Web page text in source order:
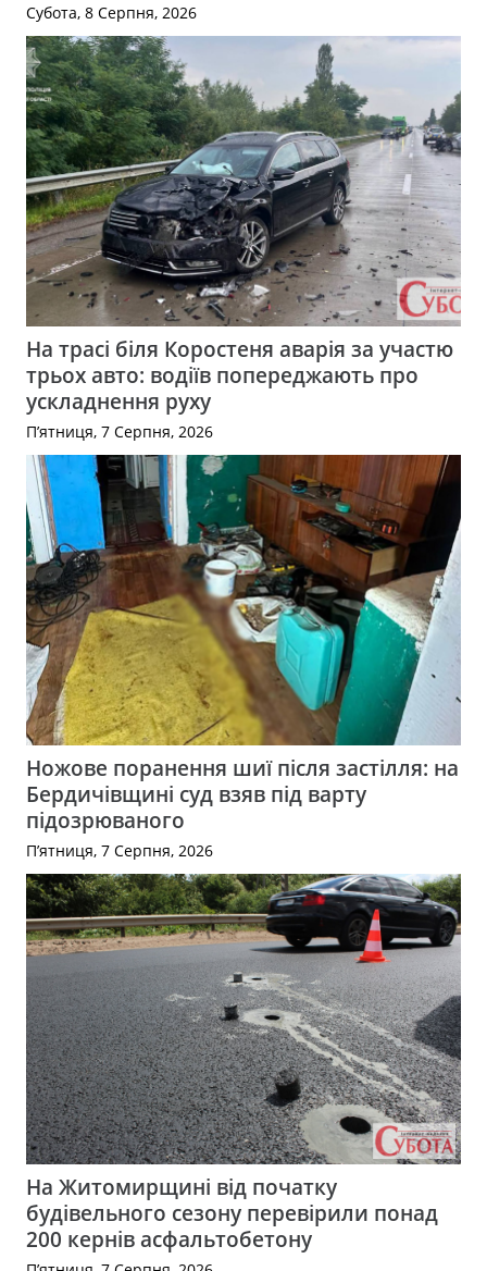
Субота, 8 Серпня, 2026
На трасі біля Коростеня аварія за участю
трьох авто: водіїв попереджають про
ускладнення руху
П’ятниця, 7 Серпня, 2026
Ножове поранення шиї після застілля: на
Бердичівщині суд взяв під варту
підозрюваного
П’ятниця, 7 Серпня, 2026
На Житомирщині від початку
будівельного сезону перевірили понад
200 кернів асфальтобетону